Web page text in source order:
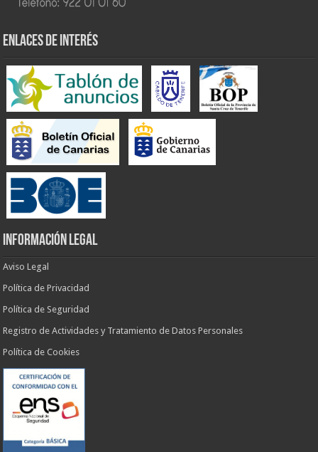
ENLACES DE INTERÉS
INFORMACIÓN LEGAL
Aviso Legal
Política de Privacidad
Política de Seguridad
Registro de Actividades y Tratamiento de Datos Personales
Política de Cookies